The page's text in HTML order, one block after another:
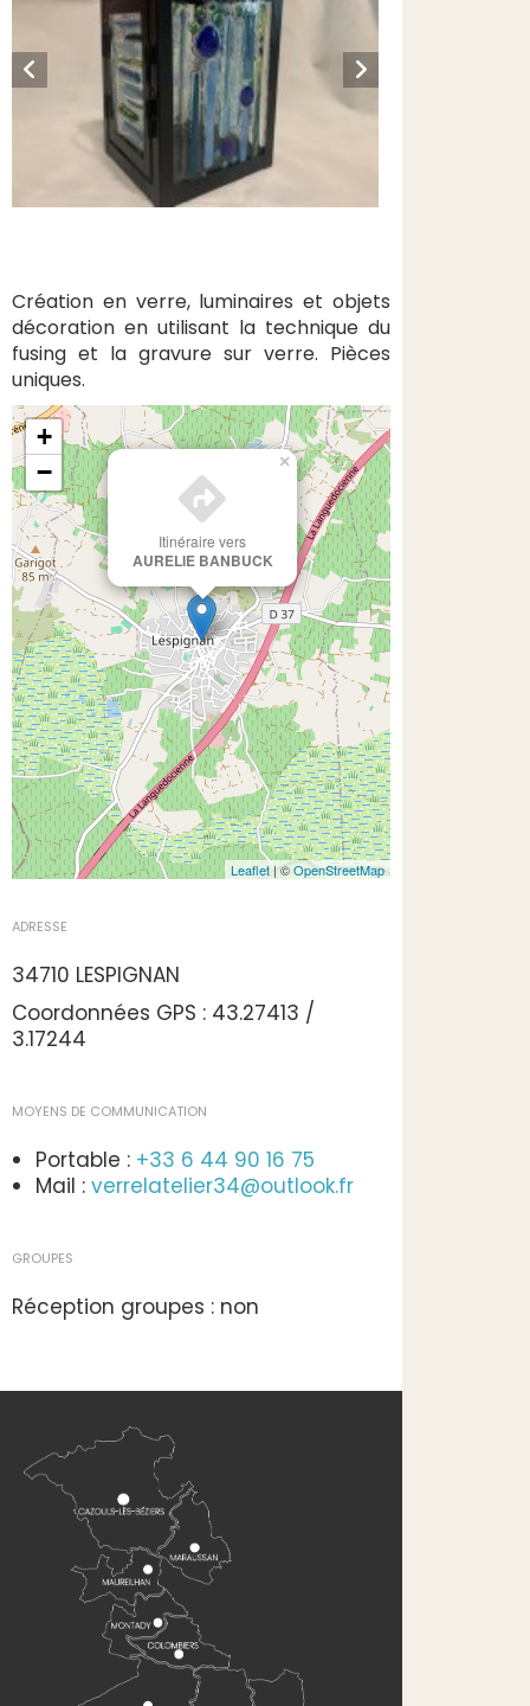
Création en verre, luminaires et objets
décoration en utilisant la technique du
fusing et la gravure sur verre. Pièces
uniques.
Itinéraire vers
AURELIE BANBUCK
×
+
−
Leaflet| ©OpenStreetMap
ADRESSE
34710 LESPIGNAN
Coordonnées GPS : 43.27413 /
3.17244
MOYENS DE COMMUNICATION
Portable : +33 6 44 90 16 75
Mail : verrelatelier34@outlook.fr
GROUPES
Réception groupes : non